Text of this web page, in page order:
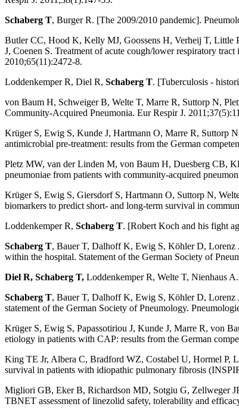
Schaberg T, Burger R. [The 2009/2010 pandemic].
Butler CC, Hood K, Kelly MJ, Goossens H, Verheij T,
J, Coenen S. Treatment of acute cough/lower respiratory
2010;65(11):2472-8.
Loddenkemper R, Diel R, Schaberg T. [Tuberculosis -
von Baum H, Schweiger B, Welte T, Marre R, Suttorp N,
Community-Acquired Pneumonia. Eur Respir J.
Krüger S, Ewig S, Kunde J, Hartmann O, Marre R, Suttorp
antimicrobial pre-treatment: results from the German
Pletz MW, van der Linden M, von Baum H, Duesberg CB,
pneumoniae from patients with community-acquired
Krüger S, Ewig S, Giersdorf S, Hartmann O, Suttorp N,
biomarkers to predict short- and long-term survival in
Loddenkemper R, Schaberg T. [Robert Koch and his fight
Schaberg T, Bauer T, Dalhoff K, Ewig S, Köhler D, Lorenz
within the hospital. Statement of the German Society of
Diel R, Schaberg T, Loddenkemper R, Welte T, Nienhaus
Schaberg T, Bauer T, Dalhoff K, Ewig S, Köhler D, Lorenz
statement of the German Society of Pneumology.
Krüger S, Ewig S, Papassotiriou J, Kunde J, Marre R, von
etiology in patients with CAP: results from the German
King TE Jr, Albera C, Bradford WZ, Costabel U, Hormel P,
survival in patients with idiopathic pulmonary fibrosis
Migliori GB, Eker B, Richardson MD, Sotgiu G, Zellweger
TBNET assessment of linezolid safety, tolerability and